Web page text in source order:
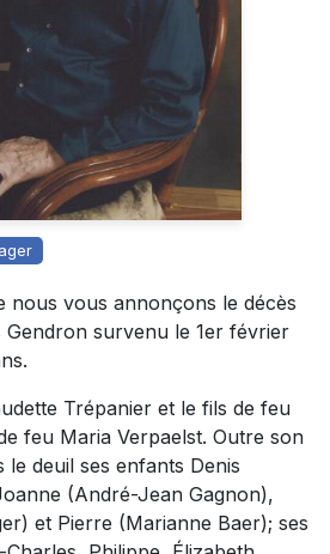
nous vous annonçons le décès
Gendron survenu le 1er février
Trépanier et le fils de feu
feu Maria Verpaelst. Outre son
le deuil ses enfants Denis
(André-Jean Gagnon),
et Pierre (Marianne Baer); ses